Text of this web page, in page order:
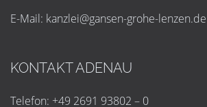
E-Mail: kanzlei@gansen-grohe-lenzen.de
KONTAKT ADENAU
Telefon: +49 2691 93802 – 0